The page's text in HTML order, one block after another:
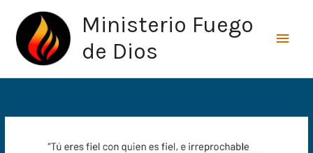
contenido
Ministerio Fuego
de Dios